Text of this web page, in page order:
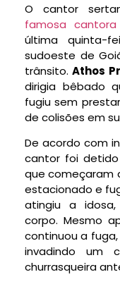
O cantor
famosa cantora
última quinta-
sudoeste de
trânsito.Athos
dirigia bêbado
fugiu sem
de colisões em
De acordo com
cantor foi
que começaram
estacionado e
atingiu a
corpo. Mesmo
continuou a
invadindo um
churrasqueira